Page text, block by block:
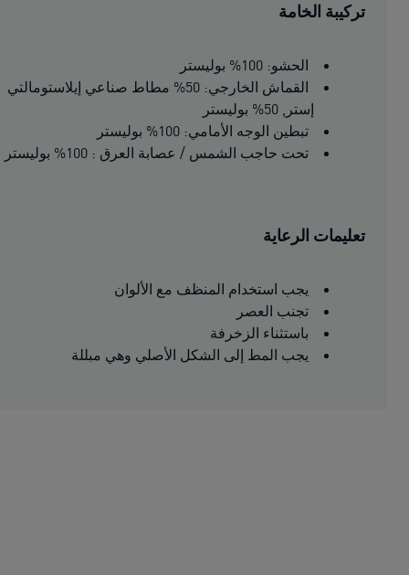
تركيبة الخامة
الحشو: 100% بوليستر
القماش الخارجي: 50% مطاط صناعي إيلاستومالتي
إستر, 50% بوليستر
تبطين الوجه الأمامي: 100% بوليستر
تحت حاجب الشمس / عصابة العرق : 100% بوليستر
تعليمات الرعاية
يجب استخدام المنظف مع الألوان
تجنب العصر
باستثناء الزخرفة
يجب المط إلى الشكل الأصلي وهي مبللة